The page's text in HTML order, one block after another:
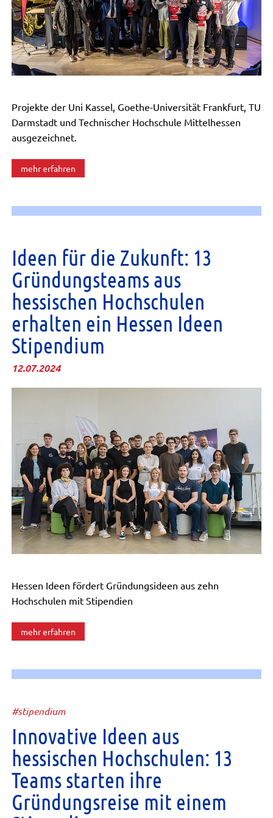
Projekte der Uni Kassel, Goethe-Universität Frankfurt, TU
Darmstadt und Technischer Hochschule Mittelhessen
ausgezeichnet.
mehr erfahren
Ideen für die Zukunft: 13
Gründungsteams aus
hessischen Hochschulen
erhalten ein Hessen Ideen
Stipendium
12.07.2024
Hessen Ideen fördert Gründungsideen aus zehn
Hochschulen mit Stipendien
mehr erfahren
#stipendium
Innovative Ideen aus
hessischen Hochschulen: 13
Teams starten ihre
Gründungsreise mit einem